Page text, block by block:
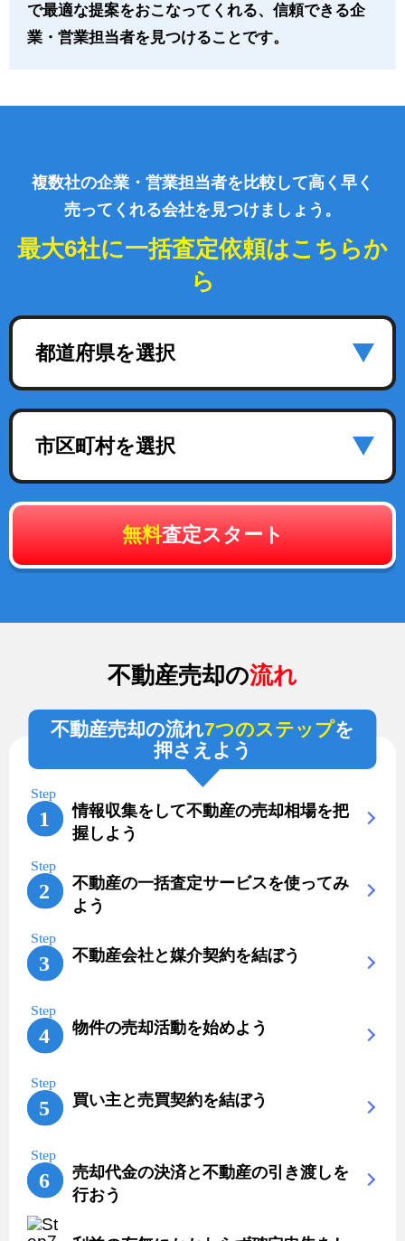
で最適な提案をおこなってくれる、信頼できる企
業・営業担当者を見つけることです。
複数社の企業・営業担当者を比較して高く早く
売ってくれる会社を見つけましょう。
最大6社に一括査定依頼はこちらか
ら
都道府県を選択
市区町村を選択
無料査定スタート
不動産売却の流れ
不動産売却の流れ7つのステップを
押さえよう
情報収集をして不動産の売却相場を把
握しよう
不動産の一括査定サービスを使ってみ
よう
不動産会社と媒介契約を結ぼう
物件の売却活動を始めよう
買い主と売買契約を結ぼう
売却代金の決済と不動産の引き渡しを
行おう